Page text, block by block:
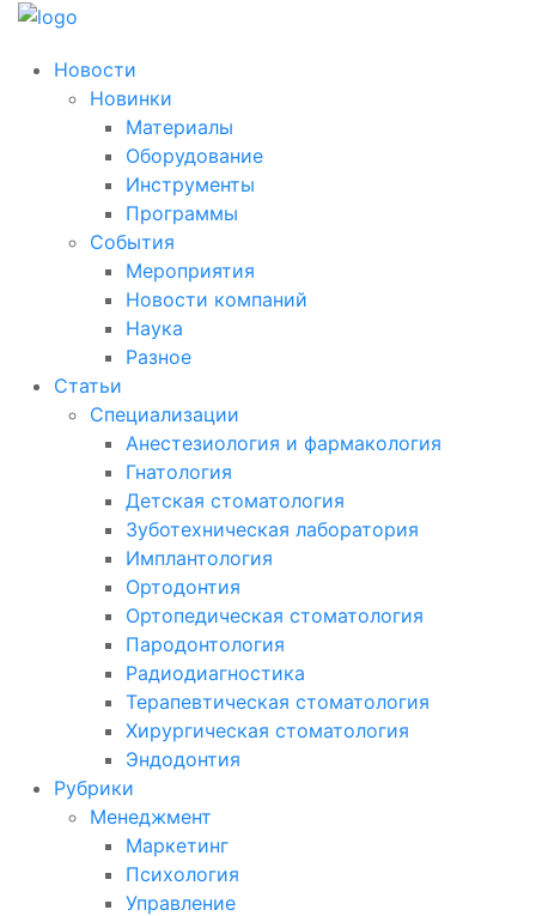
Новости
Новинки
Материалы
Оборудование
Инструменты
Программы
События
Мероприятия
Новости компаний
Наука
Разное
Статьи
Специализации
Анестезиология и фармакология
Гнатология
Детская стоматология
Зуботехническая лаборатория
Имплантология
Ортодонтия
Ортопедическая стоматология
Пародонтология
Радиодиагностика
Терапевтическая стоматология
Хирургическая стоматология
Эндодонтия
Рубрики
Менеджмент
Маркетинг
Психология
Управление